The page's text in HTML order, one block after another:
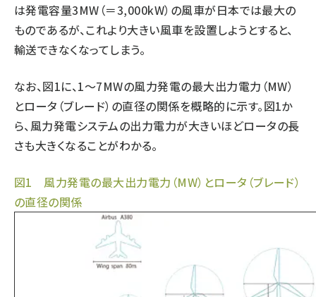
は発電容量3MW（＝3,000kW）の風車が日本では最大の
ものであるが、これより大きい風車を設置しようとすると、
輸送できなくなってしまう。
なお、図1に、1〜7MWの風力発電の最大出力電力（MW）
とロータ（ブレード）の直径の関係を概略的に示す。図1か
ら、風力発電システムの出力電力が大きいほどロータの長
さも大きくなることがわかる。
図1 風力発電の最大出力電力（MW）とロータ（ブレード）
の直径の関係